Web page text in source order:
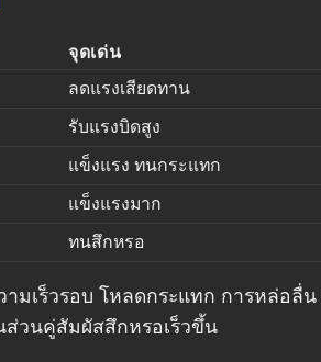
จุดเด่น
ลดแรงเสียดทาน
รับแรงบิดสูง
แข็งแรง ทนกระแทก
แข็งแรงมาก
ทนสึกหรอ
มเร็วรอบ โหลดกระแทก การหล่อลื่
ส่วนคู่สัมผัสสึกหรอเร็วขึ้น